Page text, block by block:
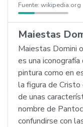
Fuente: wikipedia.org
Maiestas
Maiestas Domini
es una
pintura como en
la figura de
de unas
nombre de
confundirse con